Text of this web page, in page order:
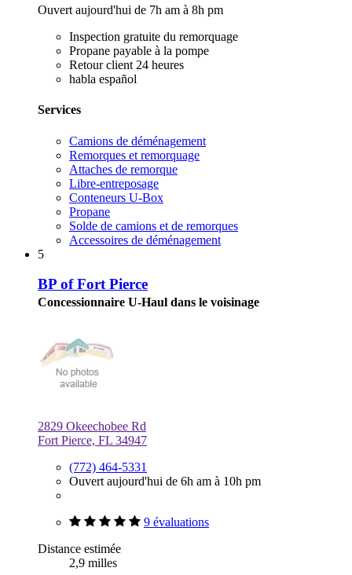
Ouvert aujourd'hui de 7h am à 8h pm
Inspection gratuite du remorquage
Propane payable à la pompe
Retour client 24 heures
habla español
Services
Camions de déménagement
Remorques et remorquage
Attaches de remorque
Libre-entreposage
Conteneurs U-Box
Propane
Solde de camions et de remorques
Accessoires de déménagement
5
BP of Fort Pierce
Concessionnaire U-Haul dans le voisinage
2829 Okeechobee Rd
Fort Pierce, FL 34947
(772) 464-5331
Ouvert aujourd'hui de 6h am à 10h pm
9 évaluations
Distance estimée
2,9 milles